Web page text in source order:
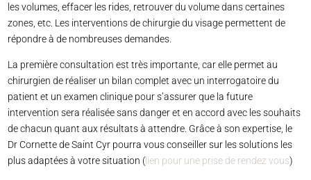
les volumes, effacer les rides, retrouver du volume dans certaines
zones, etc. Les interventions de chirurgie du visage permettent de
répondre à de nombreuses demandes.
La première consultation est très importante, car elle permet au
chirurgien de réaliser un bilan complet avec un interrogatoire du
patient et un examen clinique pour s’assurer que la future
intervention sera réalisée sans danger et en accord avec les souhaits
de chacun quant aux résultats à attendre. Grâce à son expertise, le
Dr Cornette de Saint Cyr pourra vous conseiller sur les solutions les
plus adaptées à votre situation (lien pour une prise de rendez vous)